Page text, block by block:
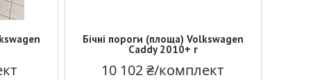
Бічні пороги (площа) Volkswagen
Caddy 2010+ г
10 102 ₴/комплект